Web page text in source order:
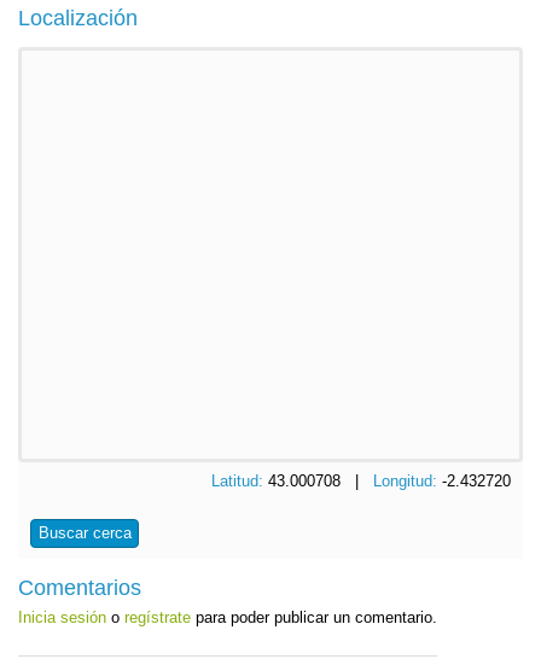
Localización
Latitud: 43.000708 | Longitud: -2.432720
Buscar cerca
Comentarios
Inicia sesión o regístrate para poder publicar un comentario.